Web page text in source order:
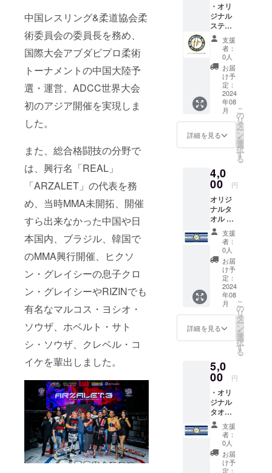
中国レスリング&柔道協会柔
術委員会の委員長を務め、
国際大会アブダビプロ柔術
トーナメントの中国大陸予
選・運営、ADCC世界大会
初のアジア開催を実現しま
した。
また、総合格闘技の分野で
は、興行名「REAL」
「ARZALET」の代表を務
め、当時MMA未開拓、開催
すら出来なかった中国や日
本国内、ブラジル、韓国で
のMMA興行開催、ヒクソ
ン・グレイシーの息子クロ
ン・グレイシーやRIZINでも
有名なマルコス・ヨシオ・
ソウザ、ホベルト・サト
シ・ソウザ、クレベル・コ
イケを輩出しました。
・オリ
ジナル
ステッ
カー ＜
枚数＞
１枚 ＜
サイズ
＞6cm
x 6cm ※
仕様と
デザイ
ンは、
予告な
く変更
される
す。 ・
お試し
練習チ
ケット
（１回
分）１
枚 ＜実
施概要
＞１時
間３０
分×１回
＜有効
期限＞
発効日
から
３ヶ月
＜受講
施。実
施場所
交通費
は支援
者様で
ご負担
くださ
い。 ＜
持ち物
＞飲み
支援
者：
0人
お届
け予
定：
2024
年08
月
詳細を見る
こ
の
リ
タ
ー
ン
を
選
択
す
る
4,0
00 円
オリジ
ナルタ
オル ＜
枚数＞1
枚 ＜サ
イズ＞
800×34
0㎜ ※仕
様とデ
ザイン
は、予
告なく
変更さ
れる場
合があ
支援
者：
0人
お届
け予
定：
2024
年08
月
詳細を見る
こ
の
リ
タ
ー
ン
を
選
択
す
る
5,0
00 円
・オリ
ジナル
タオル
＜枚数
＞1枚
＜サイ
ズ＞
800×34
0㎜ ※デ
支援
者：
0人
お届
け予
定：